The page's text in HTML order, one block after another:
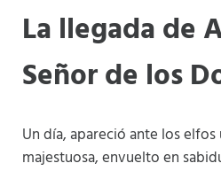
La llegada de
Señor de los
Un día, apareció ante los
majestuosa, envuelto en